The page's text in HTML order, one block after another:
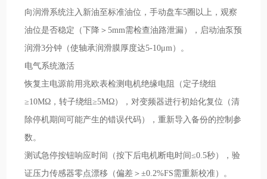
向润滑系统注入新油至标准油位，手动盘车5圈以上，观察
油位是否稳定（下降＞5mm需检查油路泄漏），启动油泵预
润滑3分钟（使轴承润滑膜厚度达5-10μm）。
电气系统激活
恢复主电源前用兆欧表检测电机绝缘电阻（定子绕组
≥10MΩ，转子绕组≥5MΩ），对变频器进行初始化复位（清
除停机期间可能产生的错误代码），重新导入备份的控制参
数。
测试急停按钮响应时间（按下后电机断电时间≤0.5秒），验
证压力传感器零点漂移（偏差＞±0.2%FS需重新校准）。